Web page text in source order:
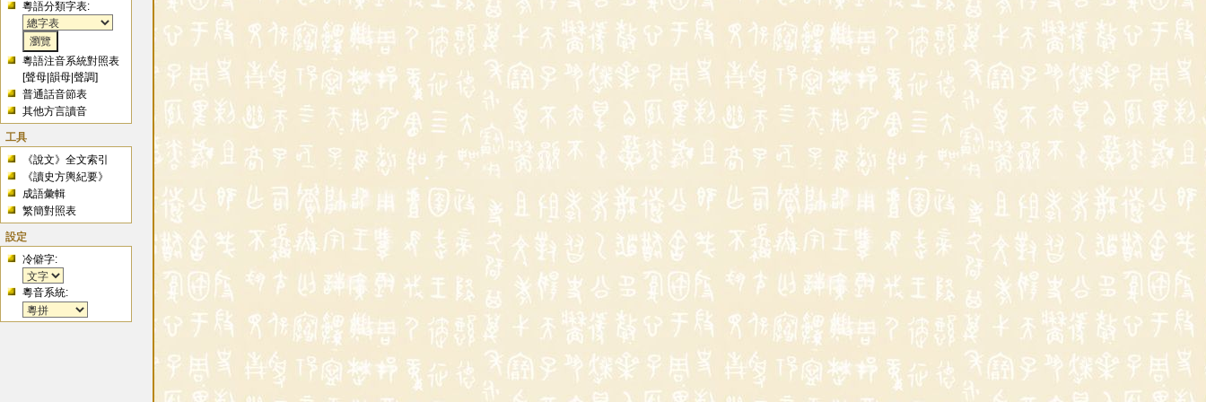
粵語分類字表:
粵語注音系統對照表
[聲母 |韻母 |聲調]
普通話音節表
其他方言讀音
工具
《說文》全文索引
《讀史方輿紀要》
成語彙輯
繁簡對照表
設定
冷僻字:
粵音系統: